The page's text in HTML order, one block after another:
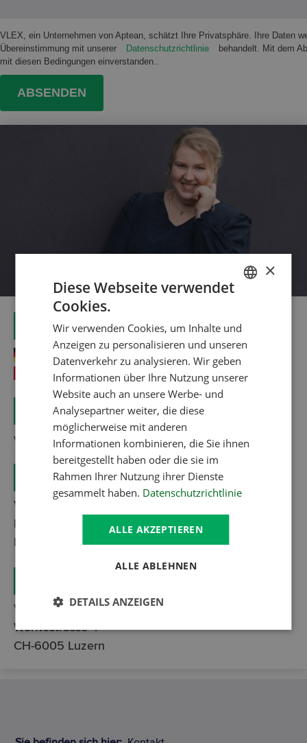
VLEX, ein Unternehmen von Aptean, schätzt Ihre Privatsphäre. Ihre Daten
Übereinstimmung mit unserer
Datenschutzrichtlinie
behandelt. Mit dem
mit diesen Bedingungen einverstanden..
ABSENDEN
+49 92 21 – 691 770
+41 41 - 921 99 49
vlex.info@aptean.com
VLEXsoftware gmbh
Fritz-Hornschuch-Straße 12
DE-95326 Kulmbach
VLEXbusiness AG
Werftestrasse 4
CH-6005 Luzern
ENGLISH
×
Diese Webseite verwendet
Cookies.
Wir verwenden Cookies, um Inhalte und
Anzeigen zu personalisieren und unseren
Datenverkehr zu analysieren. Wir geben
Informationen über Ihre Nutzung unserer
Website auch an unsere Werbe- und
Analysepartner weiter, die diese
möglicherweise mit anderen
Informationen kombinieren, die Sie ihnen
bereitgestellt haben oder die sie im
Rahmen Ihrer Nutzung ihrer Dienste
gesammelt haben. Datenschutzrichtlinie
ALLE AKZEPTIEREN
ALLE ABLEHNEN
DETAILS ANZEIGEN